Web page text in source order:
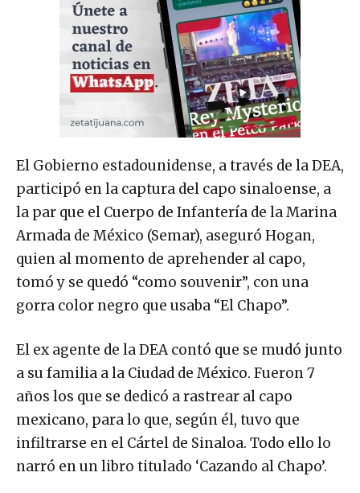
El Gobierno estadounidense, a través de la DEA,
participó en la captura del capo sinaloense, a
la par que el Cuerpo de Infantería de la Marina
Armada de México (Semar), aseguró Hogan,
quien al momento de aprehender al capo,
tomó y se quedó “como souvenir”, con una
gorra color negro que usaba “El Chapo”.
El ex agente de la DEA contó que se mudó junto
a su familia a la Ciudad de México. Fueron 7
años los que se dedicó a rastrear al capo
mexicano, para lo que, según él, tuvo que
infiltrarse en el Cártel de Sinaloa. Todo ello lo
narró en un libro titulado ‘Cazando al Chapo’.